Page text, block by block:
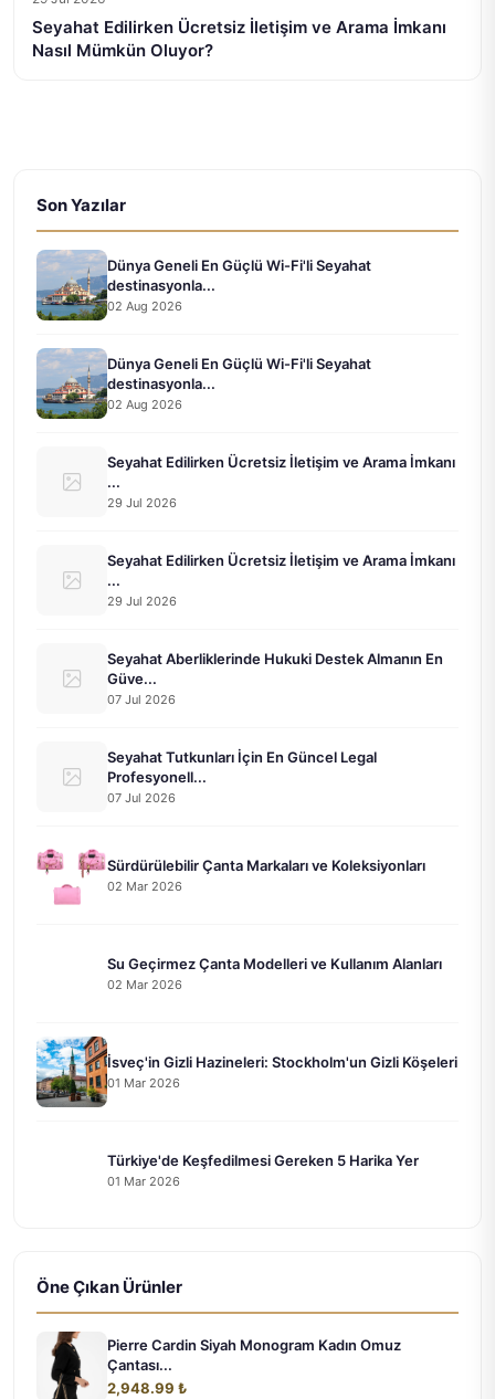
Seyahat Edilirken Ücretsiz İletişim ve Arama İmkanı
Nasıl Mümkün Oluyor?
Son Yazılar
Dünya Geneli En Güçlü Wi-Fi'li Seyahat
destinasyonla...
02 Aug 2026
Dünya Geneli En Güçlü Wi-Fi'li Seyahat
destinasyonla...
02 Aug 2026
Seyahat Edilirken Ücretsiz İletişim ve Arama İmkanı
...
29 Jul 2026
Seyahat Edilirken Ücretsiz İletişim ve Arama İmkanı
...
29 Jul 2026
Seyahat Aberliklerinde Hukuki Destek Almanın En
Güve...
07 Jul 2026
Seyahat Tutkunları İçin En Güncel Legal
Profesyonell...
07 Jul 2026
Sürdürülebilir Çanta Markaları ve Koleksiyonları
02 Mar 2026
Su Geçirmez Çanta Modelleri ve Kullanım Alanları
02 Mar 2026
İsveç'in Gizli Hazineleri: Stockholm'un Gizli Köşeleri
01 Mar 2026
Türkiye'de Keşfedilmesi Gereken 5 Harika Yer
01 Mar 2026
Öne Çıkan Ürünler
Pierre Cardin Siyah Monogram Kadın Omuz
Çantası...
2,948.99 ₺